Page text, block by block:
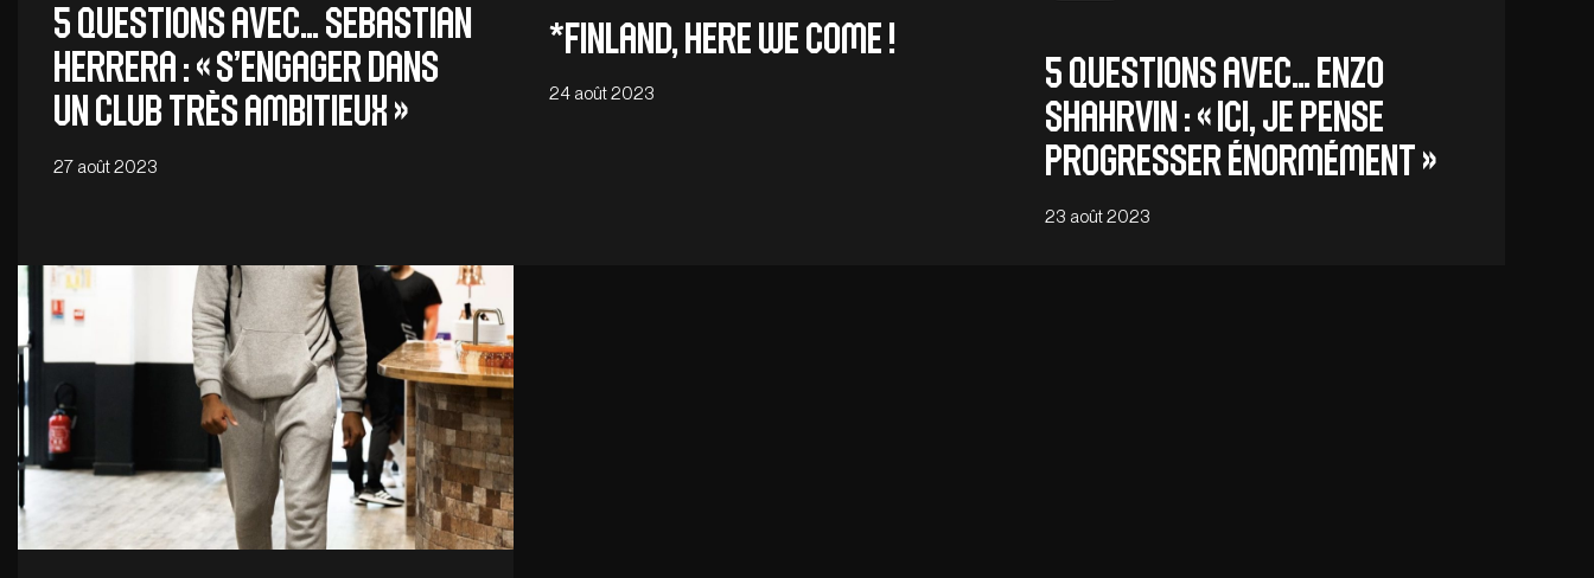
5 QUESTIONS AVEC… SEBASTIAN
HERRERA : « S’engager dans
un club très ambitieux »
27 août 2023
*Finland, here we come !
24 août 2023
5 QUESTIONS AVEC… ENZO
SHAHRVIN : « Ici, je pense
progresser énormément »
23 août 2023